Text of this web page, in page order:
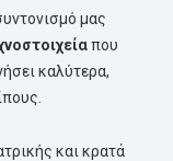
μας
που
καλύτερα,
και κρατά